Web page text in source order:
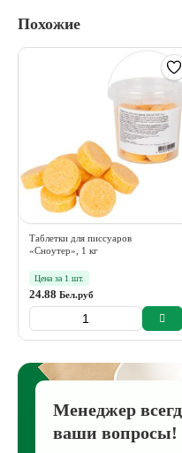
Похожие
Таблетки для писсуаров
«Сноутер», 1 кг
Цена за 1 шт.
24.88 Бел.руб
Менеджер
ваши вопросы!